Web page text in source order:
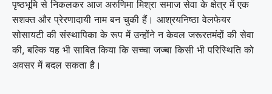
पृष्ठभूमि से निकलकर आज अरुणिमा मिश्रा समाज सेवा के क्षेत्र में एक
सशक्त और प्रेरणादायी नाम बन चुकी हैं। आश्रयनिष्ठा वेलफेयर
सोसायटी की संस्थापिका के रूप में उन्होंने न केवल जरूरतमंदों की सेवा
की, बल्कि यह भी साबित किया कि सच्चा जज्बा किसी भी परिस्थिति को
अवसर में बदल सकता है।